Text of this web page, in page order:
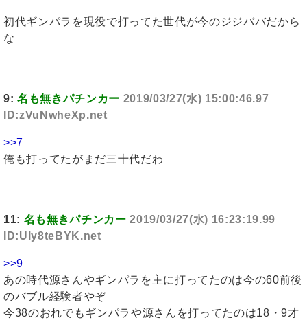
初代ギンパラを現役で打ってた世代が今のジジババだから
な
9: 名も無きパチンカー 2019/03/27(水) 15:00:46.97
ID:zVuNwheXp.net
>>7
俺も打ってたがまだ三十代だわ
11: 名も無きパチンカー 2019/03/27(水) 16:23:19.99
ID:Uly8teBYK.net
>>9
あの時代源さんやギンパラを主に打ってたのは今の60前後
のバブル経験者やぞ
今38のおれでもギンパラや源さんを打ってたのは18・9才